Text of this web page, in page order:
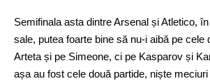
Semifinala asta dintre Arsenal și Atletico,
sale, putea foarte bine să nu-i aibă pe cele
Arteta și pe Simeone, ci pe Kasparov și
așa au fost cele două partide, niște